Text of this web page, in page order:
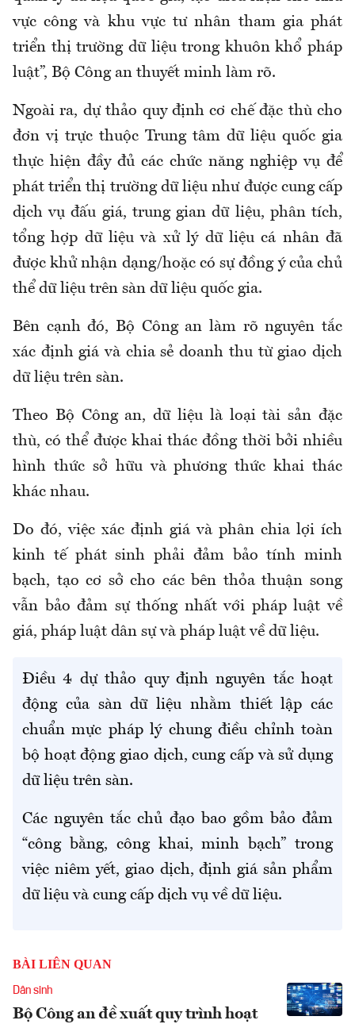
vực công và khu vực tư nhân tham gia phát
triển thị trường dữ liệu trong khuôn khổ pháp
luật”, Bộ Công an thuyết minh làm rõ.
Ngoài ra, dự thảo quy định cơ chế đặc thù cho
đơn vị trực thuộc Trung tâm dữ liệu quốc gia
thực hiện đầy đủ các chức năng nghiệp vụ để
phát triển thị trường dữ liệu như được cung cấp
dịch vụ đấu giá, trung gian dữ liệu, phân tích,
tổng hợp dữ liệu và xử lý dữ liệu cá nhân đã
được khử nhận dạng/hoặc có sự đồng ý của chủ
thể dữ liệu trên sàn dữ liệu quốc gia.
Bên cạnh đó, Bộ Công an làm rõ nguyên tắc
xác định giá và chia sẻ doanh thu từ giao dịch
dữ liệu trên sàn.
Theo Bộ Công an, dữ liệu là loại tài sản đặc
thù, có thể được khai thác đồng thời bởi nhiều
hình thức sở hữu và phương thức khai thác
khác nhau.
Do đó, việc xác định giá và phân chia lợi ích
kinh tế phát sinh phải đảm bảo tính minh
bạch, tạo cơ sở cho các bên thỏa thuận song
vẫn bảo đảm sự thống nhất với pháp luật về
giá, pháp luật dân sự và pháp luật về dữ liệu.
Điều 4 dự thảo quy định nguyên tắc hoạt
động của sàn dữ liệu nhằm thiết lập các
chuẩn mực pháp lý chung điều chỉnh toàn
bộ hoạt động giao dịch, cung cấp và sử dụng
dữ liệu trên sàn.
Các nguyên tắc chủ đạo bao gồm bảo đảm
“công bằng, công khai, minh bạch” trong
việc niêm yết, giao dịch, định giá sản phẩm
dữ liệu và cung cấp dịch vụ về dữ liệu.
BÀI LIÊN QUAN
Dân sinh
Bộ Công an đề xuất quy trình hoạt